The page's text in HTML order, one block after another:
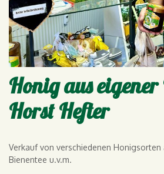
Honig aus
Horst Hefter
Verkauf von verschiedenen Honigsorten
Bienentee u.v.m.